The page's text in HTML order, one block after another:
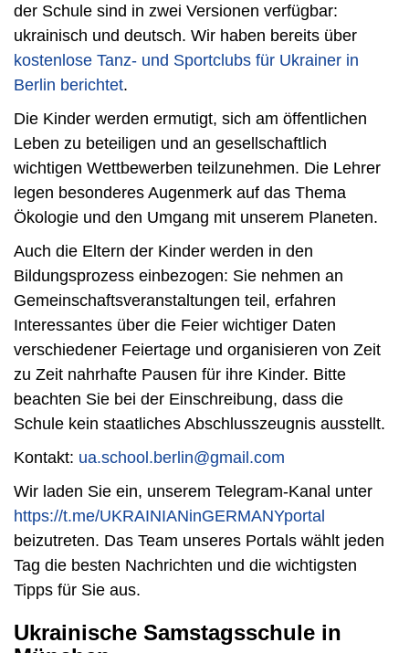
der Schule sind in zwei Versionen verfügbar:
ukrainisch und deutsch. Wir haben bereits über
kostenlose Tanz- und Sportclubs für Ukrainer in
Berlin berichtet.
Die Kinder werden ermutigt, sich am öffentlichen
Leben zu beteiligen und an gesellschaftlich
wichtigen Wettbewerben teilzunehmen. Die Lehrer
legen besonderes Augenmerk auf das Thema
Ökologie und den Umgang mit unserem Planeten.
Auch die Eltern der Kinder werden in den
Bildungsprozess einbezogen: Sie nehmen an
Gemeinschaftsveranstaltungen teil, erfahren
Interessantes über die Feier wichtiger Daten
verschiedener Feiertage und organisieren von Zeit
zu Zeit nahrhafte Pausen für ihre Kinder. Bitte
beachten Sie bei der Einschreibung, dass die
Schule kein staatliches Abschlusszeugnis ausstellt.
Kontakt: ua.school.berlin@gmail.com
Wir laden Sie ein, unserem Telegram-Kanal unter
https://t.me/UKRAINIANinGERMANYportal
beizutreten. Das Team unseres Portals wählt jeden
Tag die besten Nachrichten und die wichtigsten
Tipps für Sie aus.
Ukrainische Samstagsschule in